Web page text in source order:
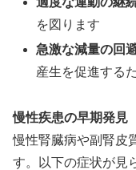
を図ります
急激な減量の回
産生を促進する
慢性疾患の早期発見
慢性腎臓病や副腎皮
す。以下の症状が見